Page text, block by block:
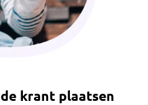
krant plaatsen